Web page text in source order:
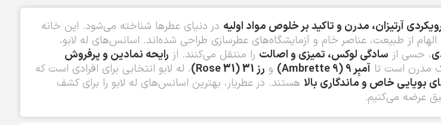
آرتیزان، مدرن و تاکید بر خلوص مواد اولیه در دنیای عطرها شناخته می‌شود. این خانه
از طبیعت، عناصر خام و آزمایشگاه‌های عطرسازی طراحی شده‌اند. اسانس‌های له لابو،
، حسی از سادگی لوکس، تمیزی و اصالت را منتقل می‌کنند. از رایحه نمادین و پرفروش
مدرن است تا آمبِر 9 (Ambrette 9) و رز 31 (Rose 31)
، له لابو انتخابی برای افرادی است که
خاص و ماندگاری بالا هستند. در عطریار، بهترین اسانس‌های له لابو را برای کشف
عرضه می‌کنیم.